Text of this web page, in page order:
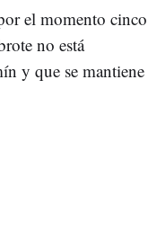
el momento cinco
no está
y que se mantiene